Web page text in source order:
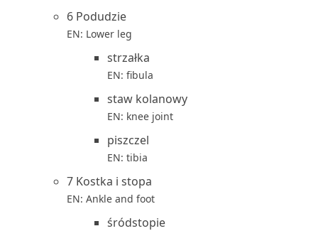
6 Podudzie
EN: Lower leg
strzałka
EN: fibula
staw kolanowy
EN: knee joint
piszczel
EN: tibia
7 Kostka i stopa
EN: Ankle and foot
śródstopie